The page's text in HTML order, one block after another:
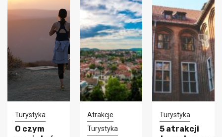
Turystyka
O czym
Atrakcje
Turystyka
Turystyka
5 atrakcji